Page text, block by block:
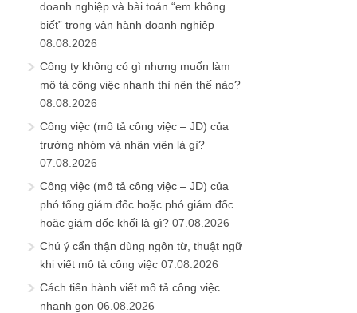
doanh nghiệp và bài toán “em không
biết” trong vận hành doanh nghiệp
08.08.2026
Công ty không có gì nhưng muốn làm
mô tả công việc nhanh thì nên thế nào?
08.08.2026
Công việc (mô tả công việc – JD) của
trưởng nhóm và nhân viên là gì?
07.08.2026
Công việc (mô tả công việc – JD) của
phó tổng giám đốc hoặc phó giám đốc
hoặc giám đốc khối là gì? 07.08.2026
Chú ý cẩn thận dùng ngôn từ, thuật ngữ
khi viết mô tả công việc 07.08.2026
Cách tiến hành viết mô tả công việc
nhanh gọn 06.08.2026